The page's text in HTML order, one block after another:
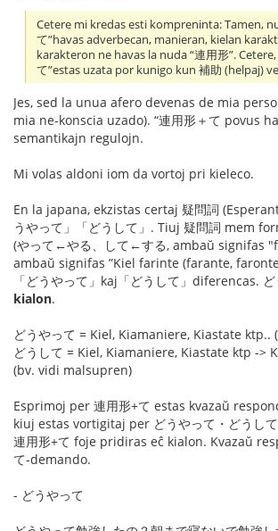
Cetere mi kredas esti kompreninta: Tamen,
て”havas adverbecan, manieran, kielan
karakteron ne havas la nuda “連用形”. Cetere,
て”estas uzata por kunigo kun 補助 (helpaj)
Jes, sed la unua afero devenas de mia
mia ne-konscia uzado). “連用形＋て povus
semantikajn regulojn.
Mi volas aldoni iom da vortoj pri kieleco.
En la japana, ekzistas certaj 疑問詞
うやって」「どうして」. Tiuj 疑問詞 mem
(やって←やる、して←する, ambaŭ signifas
ambaŭ signifas ”Kiel farinte (farante,
「どうやって」kaj「どうして」diferencas.
kialon.
どうやって = Kiel, Kiamaniere, Kiastate ktp..
どうして = Kiel, Kiamaniere, Kiastate ktp ->
(bv. vidi malsupren)
Esprimoj per 連用形+て estas kvazaŭ
kiuj estas vortigitaj per どうやって・どうし
連用形+て foje pridiras eĉ kialon. Kvazaŭ
て-demando.
- どうやって